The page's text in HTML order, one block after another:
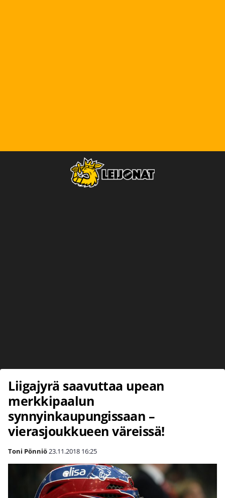
Liigajyrä saavuttaa upean
merkkipaalun
synnyinkaupungissaan –
vierasjoukkueen väreissä!
Toni Pönniö23.11.2018 16:25